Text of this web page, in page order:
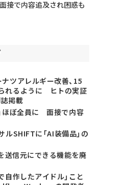
接で内容追及され困惑も
ナツアレルギー改善、15
れるように ヒトの実証
掲載
ほぼ全員に 面接で内容
ルSHIFTに「AI装備品」の
送信元にできる機能を廃
自作したアイドル」こと